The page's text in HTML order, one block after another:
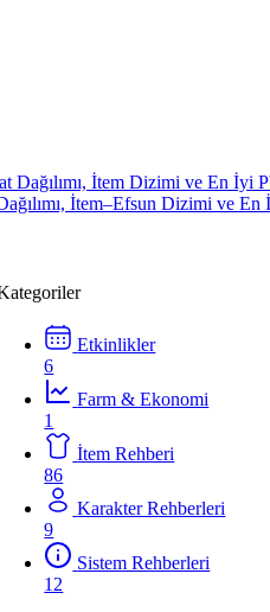
Dağılımı, İtem Dizimi ve En İyi
İtem–Efsun Dizimi ve
Etkinlikler
6
Farm & Ekonomi
1
İtem Rehberi
86
Karakter Rehberleri
9
Sistem Rehberleri
12